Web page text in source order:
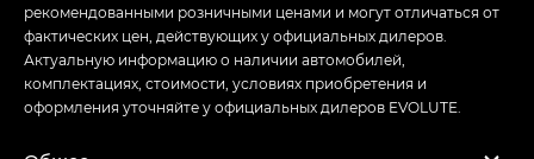
рекомендованными розничными ценами и могут отличаться от
фактических цен, действующих у официальных дилеров.
Актуальную информацию о наличии автомобилей,
комплектациях, стоимости, условиях приобретения и
оформления уточняйте у официальных дилеров EVOLUTE.